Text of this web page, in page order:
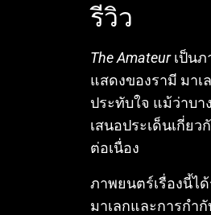
รีวิว
The Amateurเป็นภ
แสดงของรามี มาเ
ประทับใจ แม้ว่าบ
เสนอประเด็นเกี่ย
ต่อเนื่อง
ภาพยนตร์เรื่องนี้ไ
มาเลกและการกำ